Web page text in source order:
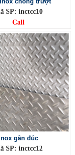
SP: inctcc10
Call
Inox gân đúc
SP: inctcc12